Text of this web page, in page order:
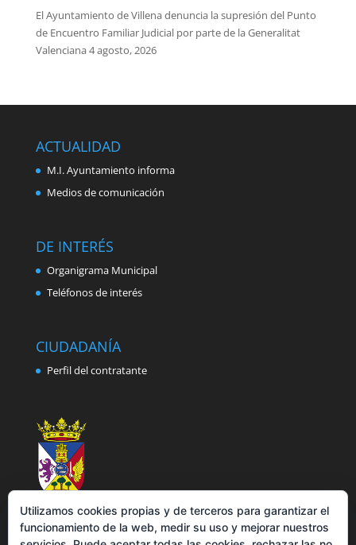
El Ayuntamiento de Villena denuncia la supresión del Punto
de Encuentro Familiar Judicial por parte de la Generalitat
Valenciana4 agosto, 2026
ACTUALIDAD
M.I. Ayuntamiento informa
Medios de comunicación
DE INTERÉS
Organigrama Municipal
Teléfonos de interés
CIUDADANÍA
Perfil del contratante
Utilizamos cookies propias y de terceros para garantizar el
funcionamiento de la web, medir su uso y mejorar nuestros